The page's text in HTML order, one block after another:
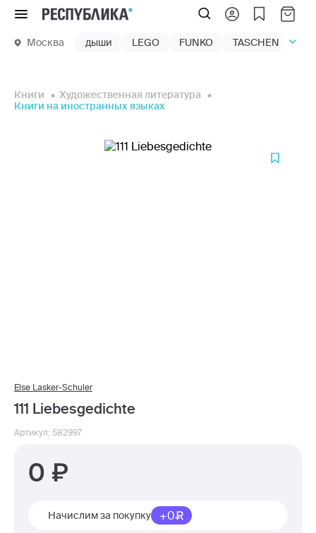
Меню
Москва дыши LEGO FUNKO TASCHEN
Книги
Художественная литература
Книги на иностранных языках
Else Lasker-Schuler
111 Liebesgedichte
Артикул: 582997
0
Начислим за покупку +0